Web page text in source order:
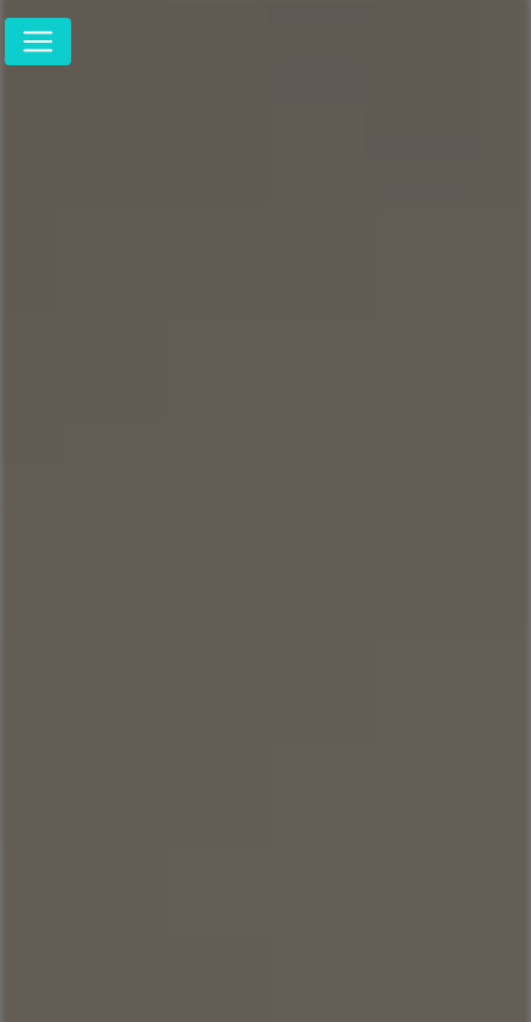
Panneau de gestion des cookies